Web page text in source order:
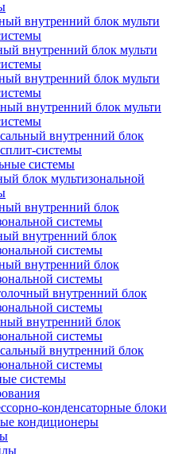
внутренний блок мульти
внутренний блок мульти
внутренний блок мульти
внутренний блок мульти
внутренний блок
системы
системы
блок мультизональной
внутренний блок
системы
внутренний блок
системы
внутренний блок
системы
внутренний блок
системы
внутренний блок
системы
внутренний блок
системы
системы
конденсаторные блоки
кондиционеры